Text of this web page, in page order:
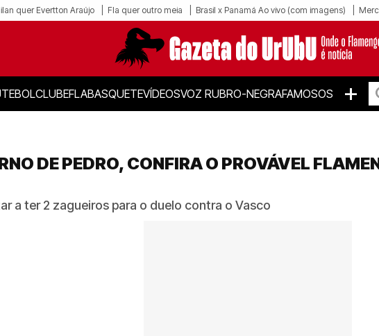
quer Evertton Araújo Fla quer outro meia Brasil x Panamá Ao vivo (com imagens)
CLUBEFLABASQUETEVÍDEOSVOZ RUBRO-NEGRAFAMOSOS +
DE PEDRO, CONFIRA O PROVÁVEL
a ter 2 zagueiros para o duelo contra o Vasco